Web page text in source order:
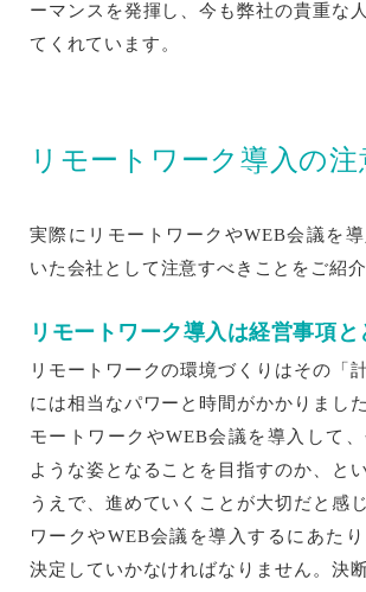
ーマンスを発揮し、今も弊社の貴重な
てくれています。
リモートワーク導入の注
実際にリモートワークやWEB会議を
いた会社として注意すべきことをご紹介
リモートワーク導入は経営事項と
リモートワークの環境づくりはその「
には相当なパワーと時間がかかりまし
モートワークやWEB会議を導入して
ような姿となることを目指すのか、と
うえで、進めていくことが大切だと感
ワークやWEB会議を導入するにあた
決定していかなければなりません。決